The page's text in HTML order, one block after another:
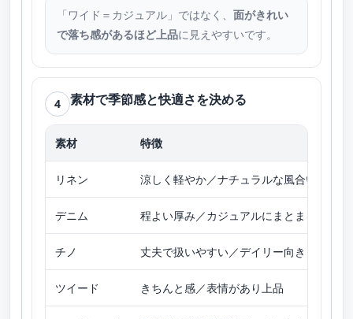
「ワイド＝カジュアル」ではなく、 面がきれい
で落ち感があるほど上品に見えやすいです。
4 素材で季節感と快適さを決める
素材 特徴
リネン 涼しく軽やか／ナチュラルな風合い
デニム 程よい厚み／カジュアルにまとまる
チノ 丈夫で扱いやすい／デイリー向き
ツイード きちんと感／表情があり上品